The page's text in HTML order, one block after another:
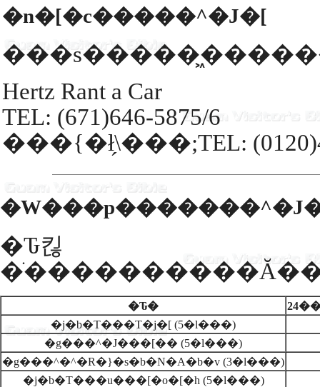
�n�[�c�����^�J�[
Hertz Rant a Car
TEL: (671)646-5875/6
���{�ł̗\���;TEL:
�Ԏ킪
�Ԏ�
�j�b�T���T�j�[ (5�l���)
�g���^�J���[�� (5�l���)
�g���^�^�R�}�s�b�N�A�b�v (3�l���)
�j�b�T���u���[�o�[�h (5�l���)